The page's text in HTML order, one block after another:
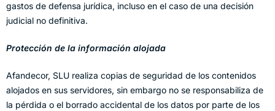
gastos de defensa jurídica, incluso en el caso de una decisión
judicial no definitiva.
Protección de la información alojada
Afandecor, SLU realiza copias de seguridad de los contenidos
alojados en sus servidores, sin embargo no se responsabiliza de
la pérdida o el borrado accidental de los datos por parte de los